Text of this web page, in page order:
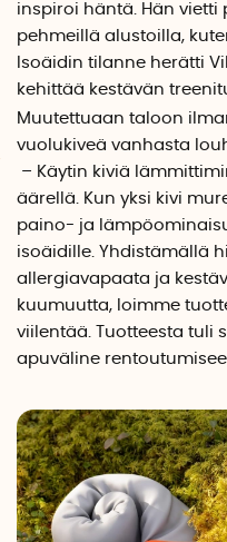
inspiroi häntä. Hän
pehmeillä alustoilla,
Isoäidin tilanne herätti
kehittää kestävän
Muutettuaan taloon
vuolukiveä vanhasta
– Käytin kiviä
äärellä. Kun yksi kivi
paino- ja
isoäidille. Yhdistämällä
allergiavapaata ja
kuumuutta, loimme
viilentää. Tuotteesta tuli
apuväline